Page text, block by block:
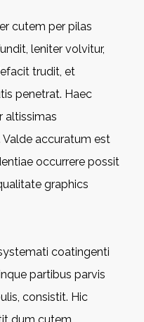
cutem per pilas
leniter volvitur,
trudit, et
penetrat. Haec
altissimas
accuratum est
occurrere possit
graphics
coatingenti
partibus parvis
consistit. Hic